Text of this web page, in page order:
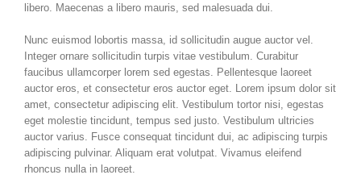
libero. Maecenas a libero mauris, sed malesuada dui.
Nunc euismod lobortis massa, id sollicitudin augue auctor vel.
Integer ornare sollicitudin turpis vitae vestibulum. Curabitur
faucibus ullamcorper lorem sed egestas. Pellentesque laoreet
auctor eros, et consectetur eros auctor eget. Lorem ipsum dolor sit
amet, consectetur adipiscing elit. Vestibulum tortor nisi, egestas
eget molestie tincidunt, tempus sed justo. Vestibulum ultricies
auctor varius. Fusce consequat tincidunt dui, ac adipiscing turpis
adipiscing pulvinar. Aliquam erat volutpat. Vivamus eleifend
rhoncus nulla in laoreet.